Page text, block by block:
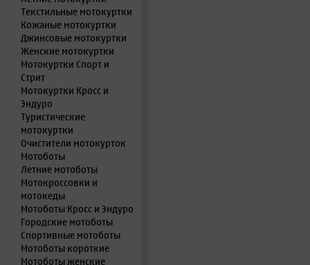
Текстильные мотокуртки
Кожаные мотокуртки
Джинсовые мотокуртки
Женские мотокуртки
Мотокуртки Спорт и
Стрит
Мотокуртки Кросс и
Эндуро
Туристические
мотокуртки
Очистители мотокурток
Мотоботы
Летние мотоботы
Мотокроссовки и
мотокеды
Мотоботы Кросс и Эндуро
Городские мотоботы
Спортивные мотоботы
Мотоботы короткие